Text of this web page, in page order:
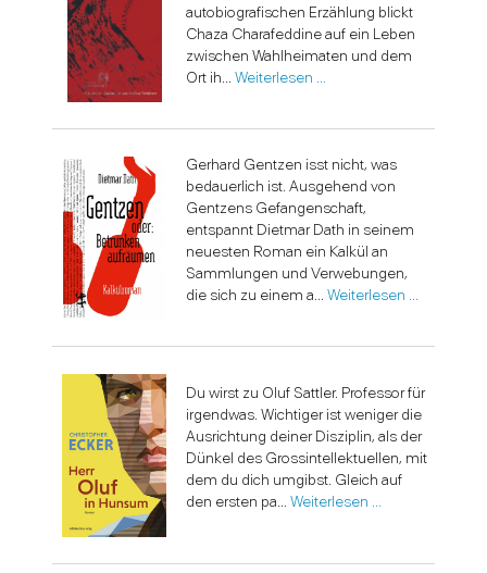
autobiografischen Erzählung blickt
Chaza Charafeddine auf ein Leben
zwischen Wahlheimaten und dem
Ort ih... Weiterlesen …
Gerhard Gentzen isst nicht, was
bedauerlich ist. Ausgehend von
Gentzens Gefangenschaft,
entspannt Dietmar Dath in seinem
neuesten Roman ein Kalkül an
Sammlungen und Verwebungen,
die sich zu einem a... Weiterlesen …
Du wirst zu Oluf Sattler. Professor für
irgendwas. Wichtiger ist weniger die
Ausrichtung deiner Disziplin, als der
Dünkel des Grossintellektuellen, mit
dem du dich umgibst. Gleich auf
den ersten pa... Weiterlesen …